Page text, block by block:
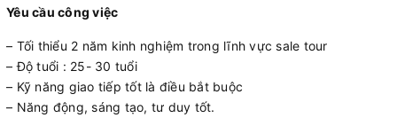
Yêu cầu công việc
– Tối thiểu 2 năm kinh nghiệm trong lĩnh vực sale tour
– Độ tuổi : 25- 30 tuổi
– Kỹ năng giao tiếp tốt là điều bắt buộc
– Năng động, sáng tạo, tư duy tốt.